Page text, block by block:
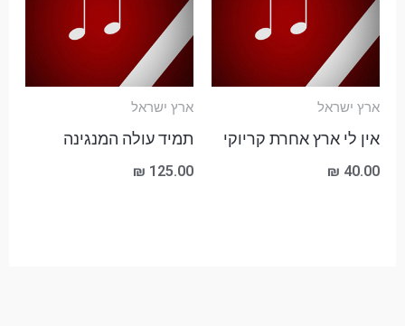
ארץ ישראל
אין לי ארץ אחרת קריוקי
₪ 40.00
ארץ ישראל
תמיד עולה המנגינה
₪ 125.00